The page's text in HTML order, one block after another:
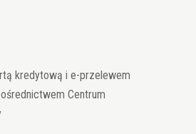
kredytową i e-przelewem
Centrum